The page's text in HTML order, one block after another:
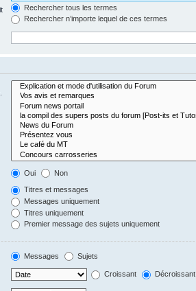
Rechercher tous les termes
Rechercher n’importe lequel de ces termes
Oui Non
Titres et messages
Messages uniquement
Titres uniquement
Premier message des sujets uniquement
Messages Sujets
Croissant Décroissant